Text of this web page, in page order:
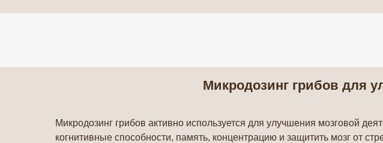
В нашем тг-канале вы
Микродозинг грибов для
Микродозинг грибов активно используется для улучшения мозговой
когнитивные способности, память, концентрацию и защитить мозг от